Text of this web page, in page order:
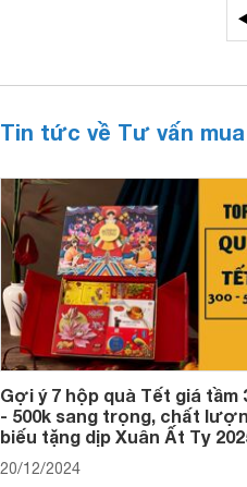
Tin tức về Tư vấn mua
Gợi ý 7 hộp quà Tết giá tầm
- 500k sang trọng, chất
biếu tặng dịp Xuân Ất Tỵ
20/12/2024